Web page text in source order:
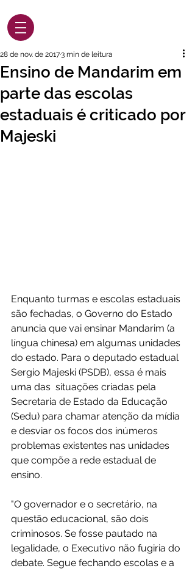
Ensino de Mandarim em
parte das escolas
estaduais é criticado por
Majeski
28 de nov. de 20173 min de leitura
Enquanto turmas e escolas estaduais
são fechadas, o Governo do Estado
anuncia que vai ensinar Mandarim (a
língua chinesa) em algumas unidades
do estado. Para o deputado estadual
Sergio Majeski (PSDB), essa é mais
uma das  situações criadas pela
Secretaria de Estado da Educação
(Sedu) para chamar atenção da mídia
e desviar os focos dos inúmeros
problemas existentes nas unidades
que compõe a rede estadual de
ensino.
"O governador e o secretário, na
questão educacional, são dois
criminosos. Se fosse pautado na
legalidade, o Executivo não fugiria do
debate. Segue fechando escolas e a